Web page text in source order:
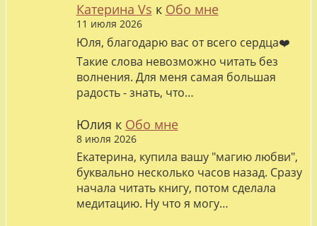
Катерина Vs к Обо мне
11 июля 2026
Юля, благодарю вас от всего сердца❤️
Такие слова невозможно читать без
волнения. Для меня самая большая
радость - знать, что…
Юлия к Обо мне
8 июля 2026
Екатерина, купила вашу "магию любви",
буквально несколько часов назад. Сразу
начала читать книгу, потом сделала
медитацию. Ну что я могу…